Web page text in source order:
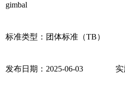
gimbal
标准类型：团体标准（TB）
发布日期：2025-06-03 实施